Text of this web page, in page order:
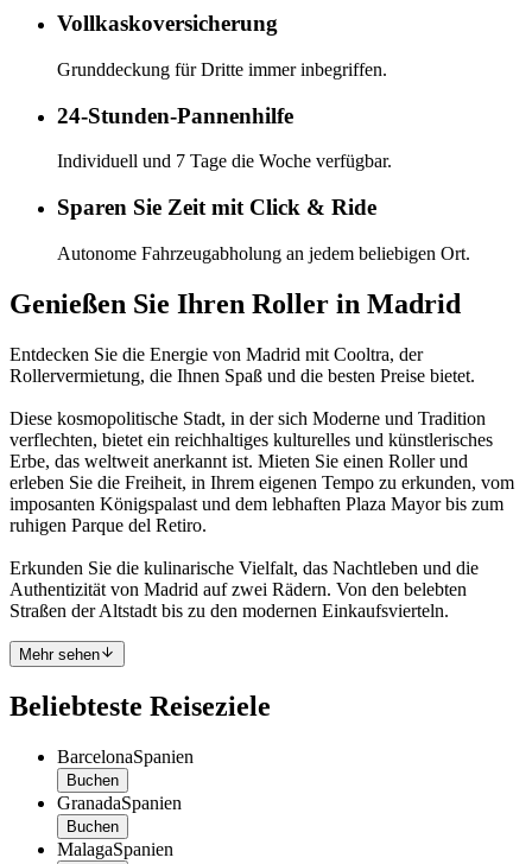
Vollkaskoversicherung
Grunddeckung für Dritte immer inbegriffen.
24-Stunden-Pannenhilfe
Individuell und 7 Tage die Woche verfügbar.
Sparen Sie Zeit mit Click & Ride
Autonome Fahrzeugabholung an jedem beliebigen Ort.
Genießen Sie Ihren Roller in Madrid
Entdecken Sie die Energie von Madrid mit Cooltra, der
Rollervermietung, die Ihnen Spaß und die besten Preise bietet.
Diese kosmopolitische Stadt, in der sich Moderne und Tradition
verflechten, bietet ein reichhaltiges kulturelles und künstlerisches
Erbe, das weltweit anerkannt ist. Mieten Sie einen Roller und
erleben Sie die Freiheit, in Ihrem eigenen Tempo zu erkunden, vom
imposanten Königspalast und dem lebhaften Plaza Mayor bis zum
ruhigen Parque del Retiro.
Erkunden Sie die kulinarische Vielfalt, das Nachtleben und die
Authentizität von Madrid auf zwei Rädern. Von den belebten
Straßen der Altstadt bis zu den modernen Einkaufsvierteln.
Mehr sehen
Beliebteste Reiseziele
BarcelonaSpanien
Buchen
GranadaSpanien
Buchen
MalagaSpanien